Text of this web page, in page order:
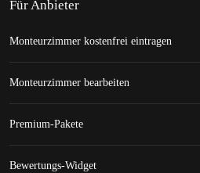
Für Anbieter
Monteurzimmer kostenfrei eintragen
Monteurzimmer bearbeiten
Premium-Pakete
Bewertungs-Widget